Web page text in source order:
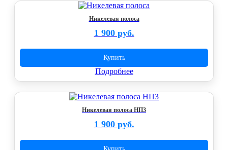
Никелевая полоса
1 900 руб.
Купить
Подробнее
Никелевая полоса НП3
1 900 руб.